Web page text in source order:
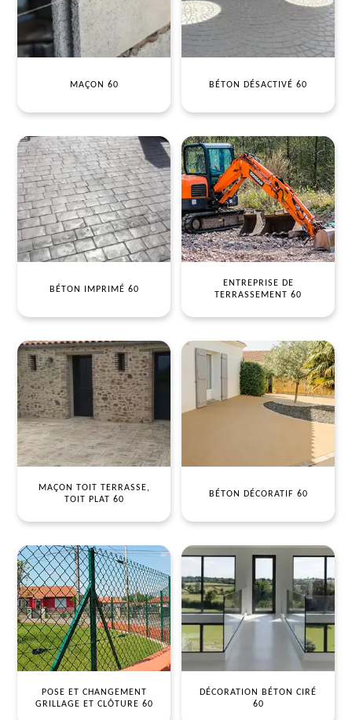
MAÇON 60 BÉTON DÉSACTIVÉ 60
BÉTON IMPRIMÉ 60
ENTREPRISE DE
TERRASSEMENT 60
MAÇON TOIT TERRASSE,
TOIT PLAT 60
BÉTON DÉCORATIF 60
POSE ET CHANGEMENT
GRILLAGE ET CLÔTURE 60
DÉCORATION BÉTON CIRÉ
60